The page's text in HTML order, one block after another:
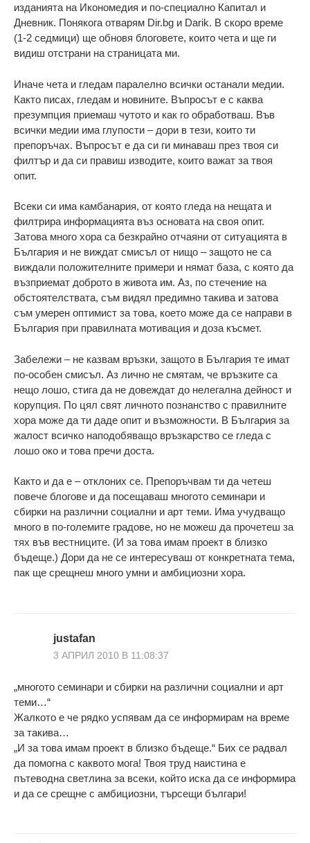
изданията на Икономедия и по-специално Капитал и
Дневник. Понякога отварям Dir.bg и Darik. В скоро време
(1-2 седмици) ще обновя блоговете, които чета и ще ги
видиш отстрани на страницата ми.
Иначе чета и гледам паралелно всички останали медии.
Както писах, гледам и новините. Въпросът е с каква
презумпция приемаш чутото и как го обработваш. Във
всички медии има глупости – дори в тези, които ти
препоръчах. Въпросът е да си ги минаваш през твоя си
филтър и да си правиш изводите, които важат за твоя
опит.
Всеки си има камбанария, от която гледа на нещата и
филтрира информацията въз основата на своя опит.
Затова много хора са безкрайно отчаяни от ситуацията в
България и не виждат смисъл от нищо – защото не са
виждали положителните примери и нямат база, с която да
възприемат доброто в живота им. Аз, по стечение на
обстоятелствата, съм видял предимно такива и затова
съм умерен оптимист за това, което може да се направи в
България при правилната мотивация и доза късмет.
Забележи – не казвам връзки, защото в България те имат
по-особен смисъл. Аз лично не смятам, че връзките са
нещо лошо, стига да не довеждат до нелегална дейност и
корупция. По цял свят личното познанство с правилните
хора може да ти даде опит и възможности. В България за
жалост всичко наподобяващо връзкарство се гледа с
лошо око и това пречи доста.
Както и да е – отклоних се. Препоръчвам ти да четеш
повече блогове и да посещаваш многото семинари и
сбирки на различни социални и арт теми. Има учудващо
много в по-големите градове, но не можеш да прочетеш за
тях във вестниците. (И за това имам проект в близко
бъдеще.) Дори да не се интересуваш от конкретната тема,
пак ще срещнеш много умни и амбициозни хора.
justafan
3 АПРИЛ 2010 В 11:08:37
„многото семинари и сбирки на различни социални и арт
теми…“
Жалкото е че рядко успявам да се информирам на време
за такива…
„И за това имам проект в близко бъдеще.“ Бих се радвал
да помогна с каквото мога! Твоя труд наистина е
пътеводна светлина за всеки, който иска да се информира
и да се срещне с амбициозни, търсещи българи!